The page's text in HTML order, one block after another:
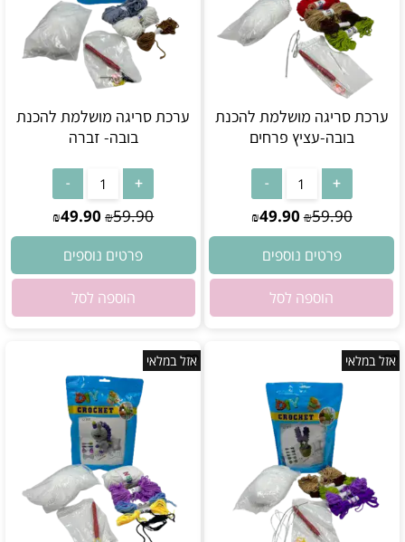
ערכת סריגה מושלמת להכנת
בובה-עציץ פרחים
₪59.90
₪49.90
פרטים נוספים
הוספה לסל
ערכת סריגה מושלמת להכנת
בובה- זברה
₪59.90
₪49.90
פרטים נוספים
הוספה לסל
אזל במלאי אזל במלאי